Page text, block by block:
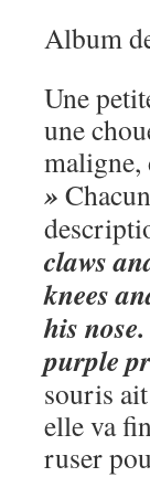
Album
Une
une
maligne,
»
claws
knees
his
purple
souris
elle va
ruser